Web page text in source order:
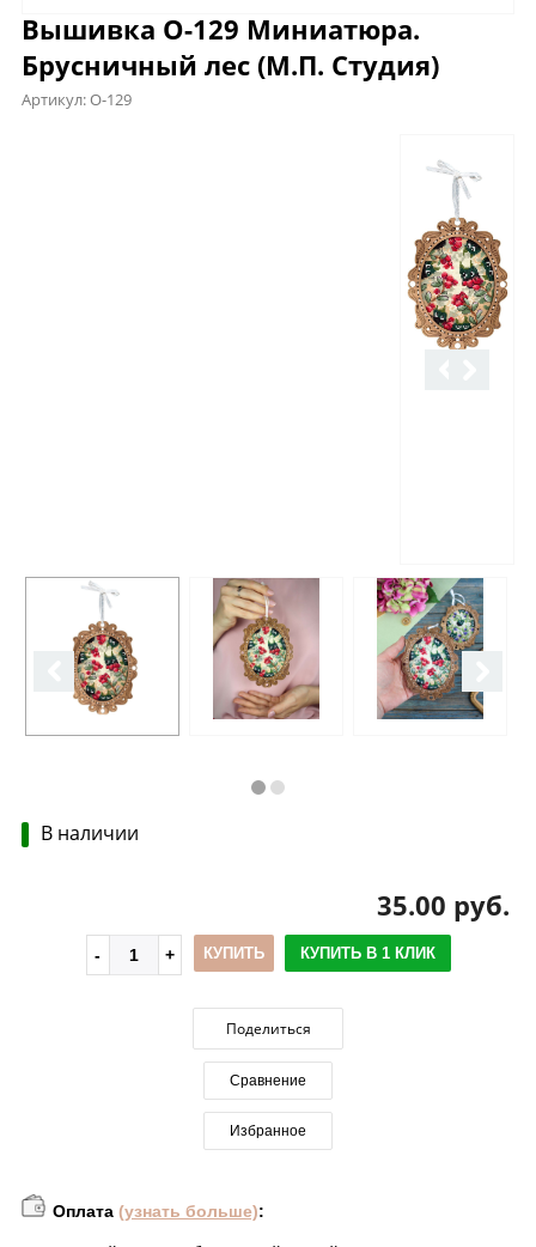
Вышивка О-129 Миниатюра.
Брусничный лес (М.П. Студия)
Артикул:О-129
В наличии
35.00 руб.
КУПИТЬ КУПИТЬ В 1 КЛИК
Поделиться
Сравнение
Избранное
Оплата (узнать больше):